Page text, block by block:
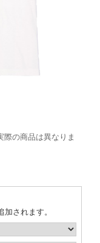
際の商品は異なりま
されます。